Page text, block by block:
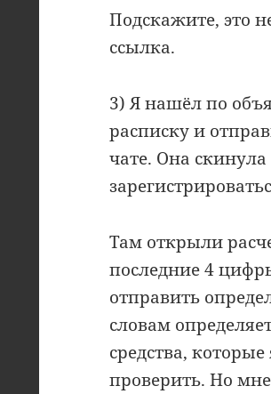
Подскажите, это
ссылка.
3) Я нашёл по
расписку и
чате. Она
Там открыли
последние 4
отправить
словам
средства,
проверить. Но